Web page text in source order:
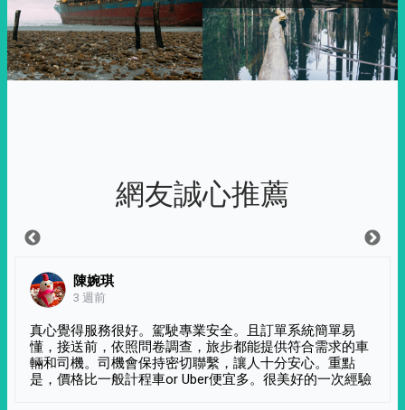
網友誠心推薦
陳婉琪
3 週前
真心覺得服務很好。駕駛專業安全。且訂單系統簡單易
懂，接送前，依照問卷調查，旅步都能提供符合需求的車
輛和司機。司機會保持密切聯繫，讓人十分安心。重點
是，價格比一般計程車or Uber便宜多。很美好的一次經驗